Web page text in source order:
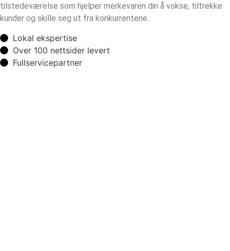
tilstedeværelse som hjelper merkevaren din å vokse, tiltrekke
kunder og skille seg ut fra konkurrentene.
Lokal ekspertise
Over 100 nettsider levert
Fullservicepartner